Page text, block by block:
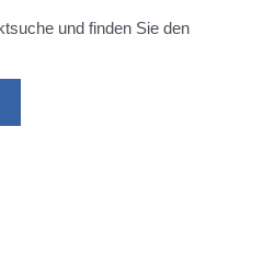
und finden Sie den